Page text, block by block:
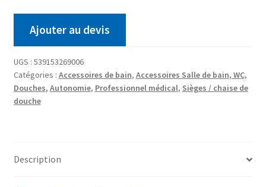
Ajouter au devis
UGS : 539153269006
Catégories : Accessoires de bain, Accessoires Salle de bain, WC,
Douches, Autonomie, Professionnel médical, Sièges / chaise de
douche
Description